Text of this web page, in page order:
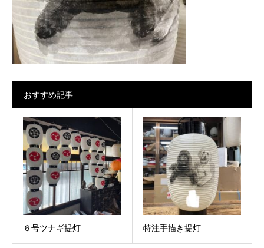
おすすめ記事
６号ツナギ提灯 特注手描き提灯